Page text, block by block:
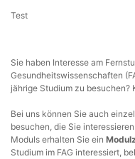
Test
Sie haben Interesse am
Gesundheitswissenschaften
jährige Studium zu besuchen?
Bei uns können Sie auch
besuchen, die Sie
Moduls erhalten Sie ein
Studium im FAG interessiert,